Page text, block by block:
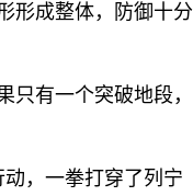
形成整体，防御十分
有一个突破地段，
，一拳打穿了列宁